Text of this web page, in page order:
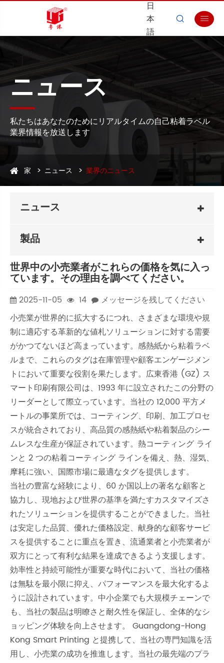
日
本
語
 
ニュース
私たちはあなたのためにリアルタイムの自己粘着ラベル
業界情報を放送します
家 ニュース 業界のニュース
ニュース
製品
世界中の小売業者がこれらの価格を気に入っ
ています。その理由を調べてください。
2025-11-05 14
メッセージを残してください
小売業が世界的に拡大するにつれ、さまざまな環境や規
制に適応する革新的な値札ソリューションに対する需要
がかつてないほど高まっています。感熱紙から粘着ラベ
ルまで、これらのタグは在庫管理や顧客エンゲージメン
トにおいて重要な役割を果たします。広東香港 (GZ) ス
マート印刷有限公司は、1993 年に設立されたこの分野の
リーダーとして際立っています。当社の 12,000 平方メ
ートルの事業所では、コーティング、印刷、加工プロセ
スが統合されており、高品質の感熱紙や粘着製品のシー
ムレスな生産が保証されています。熱コーティング ライ
ンと 2 つの粘着コーティング ラインを備え、熱、湿気、
摩耗に強い、国際市場に最適なタグを提供します。
当社の豊富な経験により、60 か国以上の著名な顧客と
協力し、現地および世界の基準を満たすカスタマイズさ
れたソリューションを提供することができました。当社
は安定した品質、優れた価格設定、献身的な顧客サービ
スを提供することに重点を置き、流通業者と小売業者が
双方にとって有利な結果を達成できるよう支援します。
効率性と持続可能性が重要な時代において、当社の価格
は無駄を最小限に抑え、パフォーマンスを最大化するよ
うに設計されています。中小企業でも大規模チェーンで
も、当社の製品は明瞭さと耐久性を保証し、全体的なシ
ョッピング体験を向上させます。 Guangdong-Hong
Kong Smart Printing と提携して、当社の専門知識を活
用し、小売業の成功を推進します。当社の最先端のプラ